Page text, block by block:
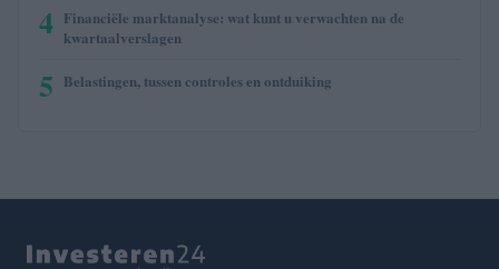
4 Financiële marktanalyse: wat kunt u verwachten na de
kwartaalverslagen
5 Belastingen, tussen controles en ontduiking